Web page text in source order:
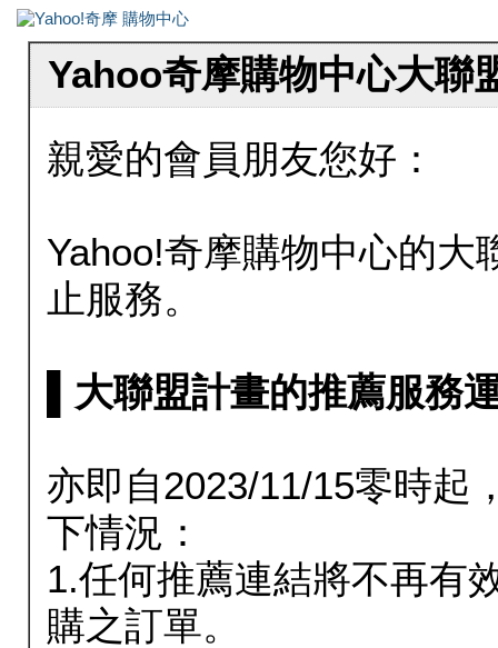
Yahoo奇摩購物中心大聯
親愛的會員朋友您好：
Yahoo!奇摩購物中心的大
止服務。
▌大聯盟計畫的推薦服務
亦即自2023/11/15零時起
下情況：
1.任何推薦連結將不再有
購之訂單。